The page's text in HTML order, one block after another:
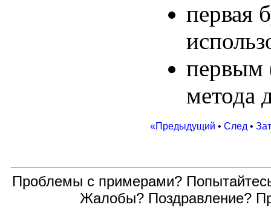
первая
первым
метода
«Предыдущий • След •
Проблемы с примерами?
Жалобы? Поздравление?